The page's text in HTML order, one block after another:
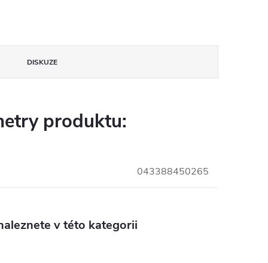
DISKUZE
produktu:
043388450265
v této kategorii